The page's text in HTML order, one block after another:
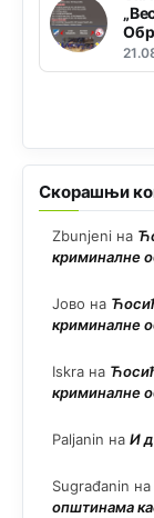
Скорашњи
Zbunjeni на
криминалне
Јово на
криминалне
Iskra на
криминалне
Paljanin на И
Sugrađanin на
општинама